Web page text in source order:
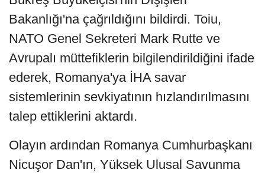
Bakanlığı'na çağrıldığını bildirdi. Toiu,
NATO Genel Sekreteri Mark Rutte ve
Avrupalı müttefiklerin bilgilendirildiğini ifade
ederek, Romanya'ya İHA savar
sistemlerinin sevkiyatının hızlandırılmasını
talep ettiklerini aktardı.
Olayın ardından Romanya Cumhurbaşkanı
Nicuşor Dan'ın, Yüksek Ulusal Savunma